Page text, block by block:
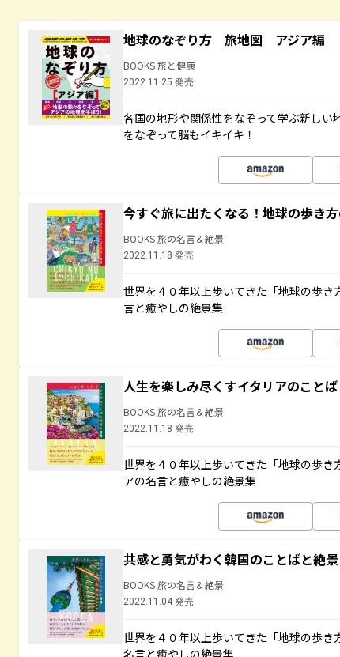
地球のなぞり方 旅地図 アジア編
BOOKS 旅と健康
2022.11.25 発売
各国の地形や関係性をなぞって学ぶ新し
をなぞって脳もイキイキ！
今すぐ旅に出たくなる！地球の歩き
BOOKS 旅の名言＆絶景
2022.11.18 発売
世界を４０年以上歩いてきた「地球の歩
言と癒やしの絶景集
人生を楽しみ尽くすイタリアのこと
BOOKS 旅の名言＆絶景
2022.11.18 発売
世界を４０年以上歩いてきた「地球の歩き
アの名言と癒やしの絶景集
共感と勇気がわく韓国のことばと絶
BOOKS 旅の名言＆絶景
2022.11.04 発売
世界を４０年以上歩いてきた「地球の歩
名言と癒やしの絶景集